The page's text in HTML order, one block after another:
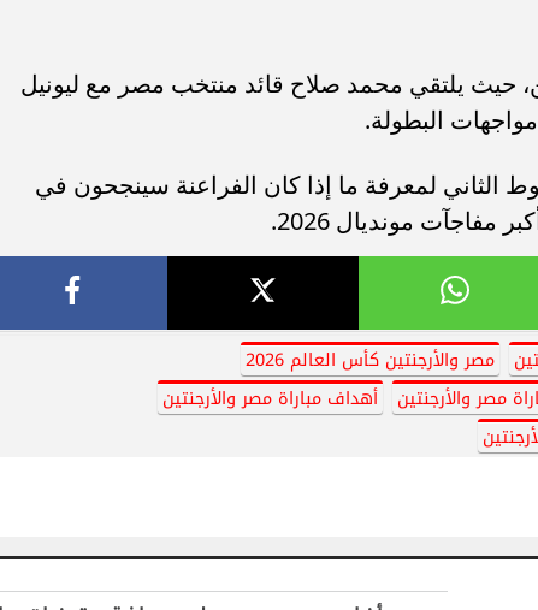
حيث يلتقي محمد صلاح قائد منتخب مصر مع ليونيل
البطولة.
الثاني لمعرفة ما إذا كان الفراعنة سينجحون في
مونديال 2026.
مصر والأرجنتين كأس العالم 2026
مصر والأرجنتين
أهداف مباراة مصر والأرجنتين